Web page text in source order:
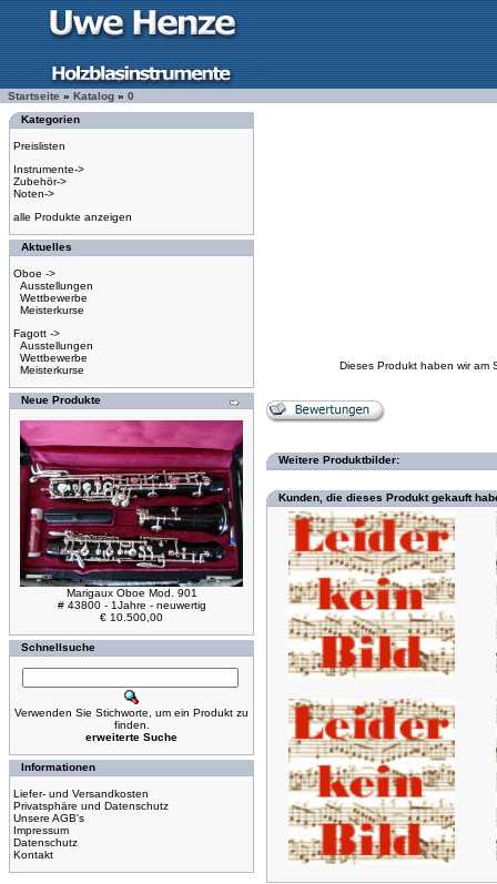
Startseite » Katalog » 0
Kategorien
Preislisten
Instrumente->
Zubehör->
Noten->
alle Produkte anzeigen
Aktuelles
Oboe ->
Ausstellungen
Wettbewerbe
Meisterkurse
Fagott ->
Ausstellungen
Wettbewerbe
Meisterkurse
Neue Produkte
Marigaux Oboe Mod. 901
# 43800 - 1Jahre - neuwertig
€ 10.500,00
Schnellsuche
Verwenden Sie Stichworte, um ein Produkt zu
finden.
erweiterte Suche
Informationen
Liefer- und Versandkosten
Privatsphäre und Datenschutz
Unsere AGB's
Impressum
Datenschutz
Kontakt
Dieses Produkt haben wir am
Weitere Produktbilder:
Kunden, die dieses Produkt gekauft